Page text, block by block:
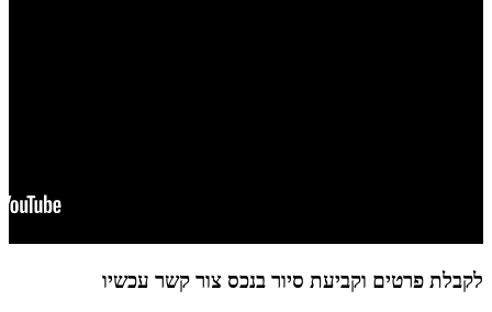
לקבלת פרטים וקביעת סיור בנכס צור קשר עכשיו